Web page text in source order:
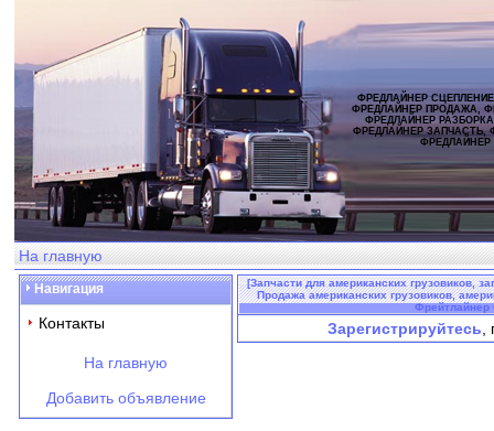
ФРЕДЛАЙНЕР
ФРЕДЛАЙНЕР ПРОДАЖА,
ФРЕДЛАЙНЕР
ФРЕДЛАЙНЕР ЗАПЧАСТЬ,
ФРЕДЛАЙНЕР
На главную
Навигация
Контакты
На главную
Добавить объявление
[Запчасти для американских грузовиков,
Продажа американских грузовиков,
Фрейтлайнер
Зарегистрируйтесь